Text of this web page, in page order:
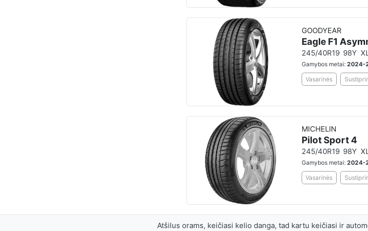
GOODYEAR
Eagle F1
245/40R19 98Y
Gamybos metai: 2024-
Vasarinės
MICHELIN
Pilot Sport 4
245/40R19 98Y
Gamybos metai: 2024-
Vasarinės
Atšilus orams, keičiasi kelio danga, tad kartu keičiasi ir